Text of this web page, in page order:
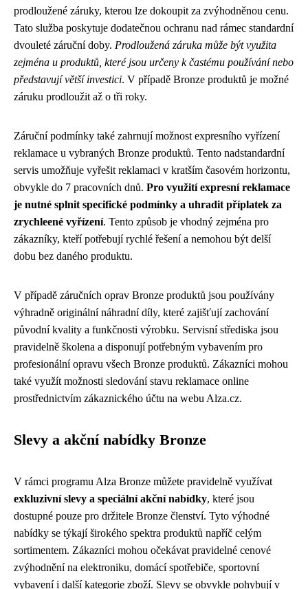
prodloužené záruky, kterou lze dokoupit za zvýhodněnou cenu.
Tato služba poskytuje dodatečnou ochranu nad rámec standardní
dvouleté záruční doby. Prodloužená záruka může být využita
zejména u produktů, které jsou určeny k častému používání nebo
představují větší investici. V případě Bronze produktů je možné
záruku prodloužit až o tři roky.
Záruční podmínky také zahrnují možnost expresního vyřízení
reklamace u vybraných Bronze produktů. Tento nadstandardní
servis umožňuje vyřešit reklamaci v kratším časovém horizontu,
obvykle do 7 pracovních dnů. Pro využití expresní reklamace
je nutné splnit specifické podmínky a uhradit příplatek za
zrychleené vyřízení. Tento způsob je vhodný zejména pro
zákazníky, kteří potřebují rychlé řešení a nemohou být delší
dobu bez daného produktu.
V případě záručních oprav Bronze produktů jsou používány
výhradně originální náhradní díly, které zajišťují zachování
původní kvality a funkčnosti výrobku. Servisní střediska jsou
pravidelně školena a disponují potřebným vybavením pro
profesionální opravu všech Bronze produktů. Zákazníci mohou
také využít možnosti sledování stavu reklamace online
prostřednictvím zákaznického účtu na webu Alza.cz.
Slevy a akční nabídky Bronze
V rámci programu Alza Bronze můžete pravidelně využívat
exkluzivní slevy a speciální akční nabídky, které jsou
dostupné pouze pro držitele Bronze členství. Tyto výhodné
nabídky se týkají širokého spektra produktů napříč celým
sortimentem. Zákazníci mohou očekávat pravidelné cenové
zvýhodnění na elektroniku, domácí spotřebiče, sportovní
vybavení i další kategorie zboží. Slevy se obvykle pohybují v